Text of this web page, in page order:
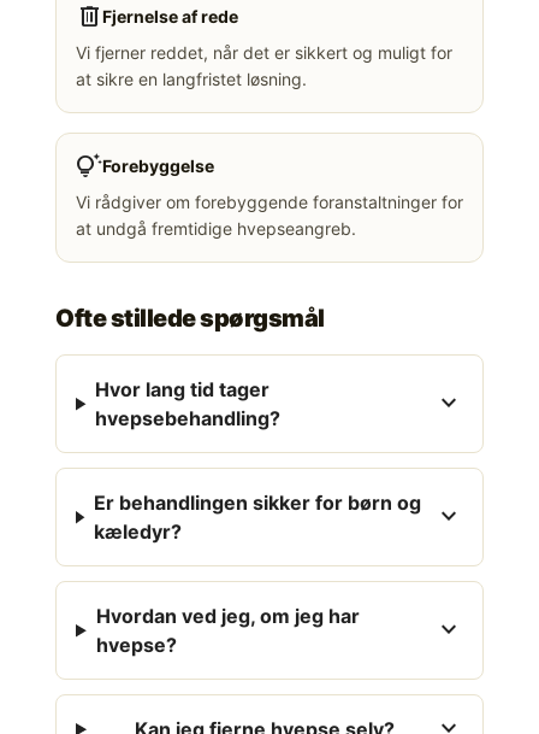
deleteFjernelse af rede
Vi fjerner reddet, når det er sikkert og muligt for
at sikre en langfristet løsning.
tips_and_updatesForebyggelse
Vi rådgiver om forebyggende foranstaltninger for
at undgå fremtidige hvepseangreb.
Ofte stillede spørgsmål
Hvor lang tid tager
hvepsebehandling?
expand_more
Er behandlingen sikker for børn og
kæledyr?
expand_more
Hvordan ved jeg, om jeg har
hvepse?
expand_more